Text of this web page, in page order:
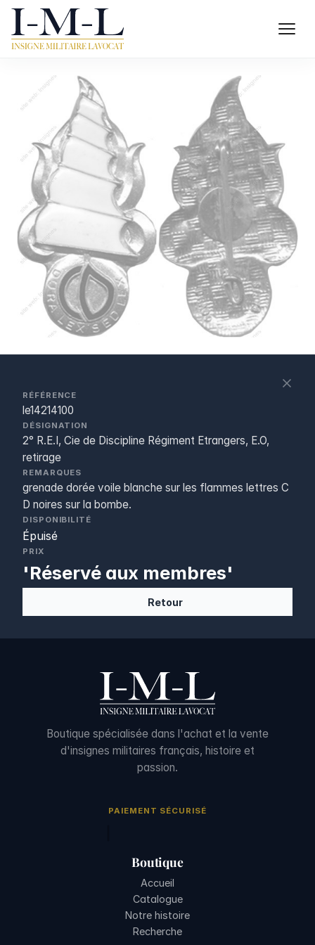
RÉFÉRENCE
le14214100
DÉSIGNATION
2° R.E.I, Cie de Discipline Régiment Etrangers, E.O,
retirage
REMARQUES
grenade dorée voile blanche sur les flammes lettres C
D noires sur la bombe.
DISPONIBILITÉ
Épuisé
PRIX
'Réservé aux membres'
Retour
Boutique spécialisée dans l'achat et la vente
d'insignes militaires français, histoire et
passion.
PAIEMENT SÉCURISÉ
Boutique
Accueil
Catalogue
Notre histoire
Recherche